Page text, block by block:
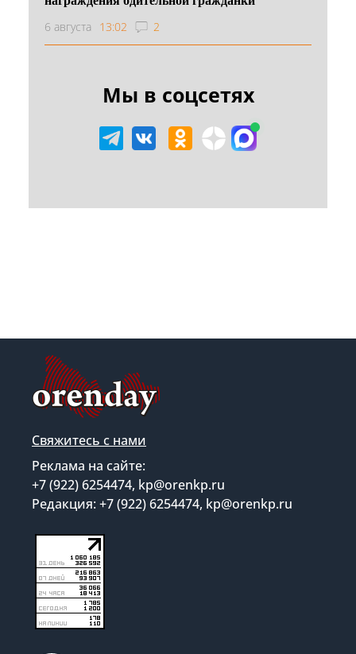
6 августа 13:02 2
Мы в соцсетях
Свяжитесь с нами
Реклама на сайте:
+7 (922) 6254474, kp@orenkp.ru
Редакция: +7 (922) 6254474, kp@orenkp.ru